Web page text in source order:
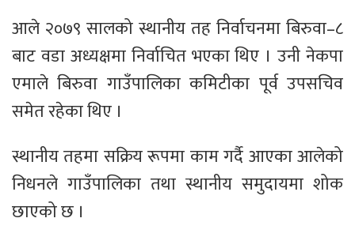
आले २०७९ सालको स्थानीय तह निर्वाचनमा बिरुवा–८
बाट वडा अध्यक्षमा निर्वाचित भएका थिए । उनी नेकपा
एमाले बिरुवा गाउँपालिका कमिटीका पूर्व उपसचिव
समेत रहेका थिए ।
स्थानीय तहमा सक्रिय रूपमा काम गर्दै आएका आलेको
निधनले गाउँपालिका तथा स्थानीय समुदायमा शोक
छाएको छ ।